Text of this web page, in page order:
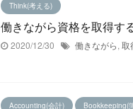
Think(考える)
働きながら資格を取得す
2020/12/30 働きながら, 取
Accounting(会計) Bookkeeping(